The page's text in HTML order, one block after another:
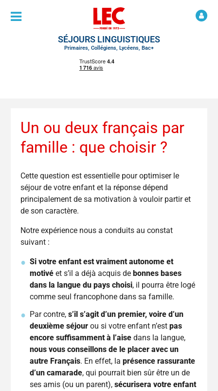
SÉJOURS LINGUISTIQUES
Primaires, Collégiens, Lycéens, Bac+
Un ou deux français par
famille : que choisir ?
Cette question est essentielle pour optimiser le
séjour de votre enfant et la réponse dépend
principalement de sa motivation à vouloir partir et
de son caractère.
Notre expérience nous a conduits au constat
suivant :
Si votre enfant est vraiment autonome et
motivéet s’il a déjà acquis de bonnes bases
dans la langue du pays choisi, il pourra être logé
comme seul francophone dans sa famille.
Par contre, s’il s’agit d’un premier, voire d’un
deuxième séjourou si votre enfant n’est pas
encore suffisamment à l’aisedans la langue,
nous vous conseillons de le placer avec un
autre Français. En effet, la présence rassurante
d’un camarade, qui pourrait bien sûr être un de
ses amis (ou un parent), sécurisera votre enfant